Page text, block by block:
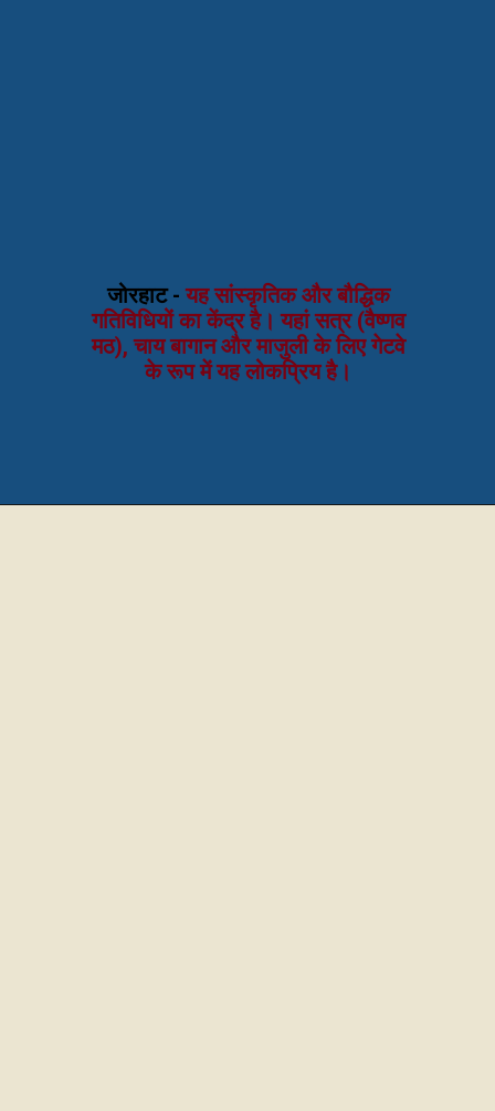
जोरहाट - यह सांस्कृतिक और बौद्धिक
गतिविधियों का केंद्र है। यहां सत्र (वैष्णव
मठ), चाय बागान और माजुली के लिए गेटवे
के रूप में यह लोकप्रिय है।